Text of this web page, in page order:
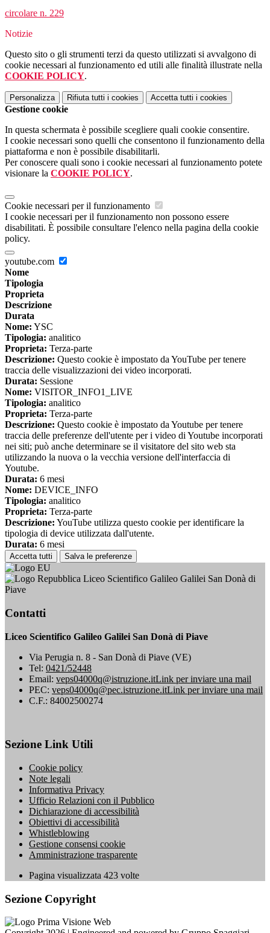
circolare n. 229
Notizie
Questo sito o gli strumenti terzi da questo utilizzati si avvalgono di
cookie necessari al funzionamento ed utili alle finalità illustrate nella
COOKIE POLICY.
Personalizza Rifiuta tutti i cookies Accetta tutti i cookies
Gestione cookie
In questa schermata è possibile scegliere quali cookie consentire.
I cookie necessari sono quelli che consentono il funzionamento della
piattaforma e non è possibile disabilitarli.
Per conoscere quali sono i cookie necessari al funzionamento potete
visionare la COOKIE POLICY.
Cookie necessari per il funzionamento
I cookie necessari per il funzionamento non possono essere
disabilitati. È possibile consultare l'elenco nella pagina della cookie
policy.
youtube.com
Nome
Tipologia
Proprieta
Descrizione
Durata
Nome: YSC
Tipologia: analitico
Proprieta: Terza-parte
Descrizione: Questo cookie è impostato da YouTube per tenere
traccia delle visualizzazioni dei video incorporati.
Durata: Sessione
Nome: VISITOR_INFO1_LIVE
Tipologia: analitico
Proprieta: Terza-parte
Descrizione: Questo cookie è impostato da Youtube per tenere
traccia delle preferenze dell'utente per i video di Youtube incorporati
nei siti; può anche determinare se il visitatore del sito web sta
utilizzando la nuova o la vecchia versione dell'interfaccia di
Youtube.
Durata: 6 mesi
Nome: DEVICE_INFO
Tipologia: analitico
Proprieta: Terza-parte
Descrizione: YouTube utilizza questo cookie per identificare la
tipologia di device utilizzata dall'utente.
Durata: 6 mesi
Accetta tutti Salva le preferenze
Liceo Scientifico Galileo Galilei San Donà di
Piave
Contatti
Liceo Scientifico Galileo Galilei San Donà di Piave
Via Perugia n. 8 - San Donà di Piave (VE)
Tel: 0421/52448
Email: veps04000q@istruzione.itLink per inviare una mail
PEC: veps04000q@pec.istruzione.itLink per inviare una mail
C.F.: 84002500274
Sezione Link Utili
Cookie policy
Note legali
Informativa Privacy
Ufficio Relazioni con il Pubblico
Dichiarazione di accessibilità
Obiettivi di accessibilità
Whistleblowing
Gestione consensi cookie
Amministrazione trasparente
Pagina visualizzata 423 volte
Sezione Copyright